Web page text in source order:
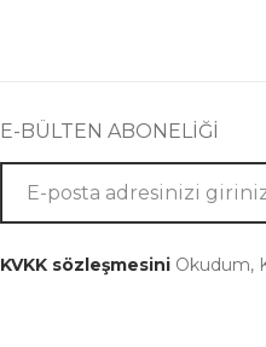
E-BÜLTEN ABONELİĞİ
KVKK sözleşmesiniOkudum,